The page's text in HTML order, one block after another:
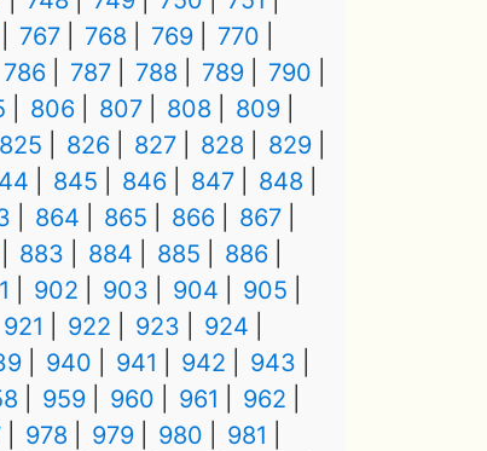
767 768 769
770
786 787 788 789
790
806 807 808
809
825 826 827 828
829
845 846 847
848
864 865 866
867
883 884 885
886
902 903 904
905
921 922 923
924
940 941 942
943
959 960 961
962
978 979 980
981